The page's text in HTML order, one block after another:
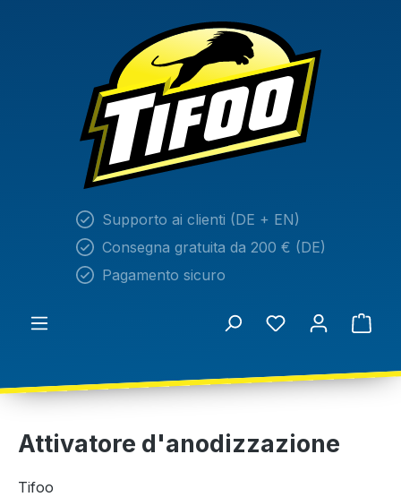
Supporto ai clienti (DE + EN)
Consegna gratuita da 200 € (DE)
Pagamento sicuro
Attivatore d'anodizzazione
Tifoo